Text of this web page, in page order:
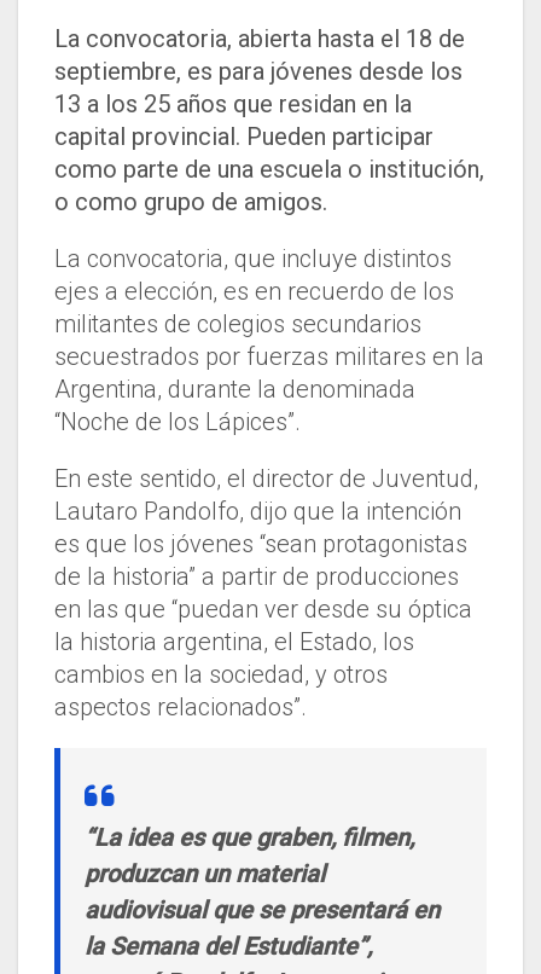
La convocatoria, abierta hasta el 18 de
septiembre, es para jóvenes desde los
13 a los 25 años que residan en la
capital provincial. Pueden participar
como parte de una escuela o institución,
o como grupo de amigos.
La convocatoria, que incluye distintos
ejes a elección, es en recuerdo de los
militantes de colegios secundarios
secuestrados por fuerzas militares en la
Argentina, durante la denominada
“Noche de los Lápices”.
En este sentido, el director de Juventud,
Lautaro Pandolfo, dijo que la intención
es que los jóvenes “sean protagonistas
de la historia” a partir de producciones
en las que “puedan ver desde su óptica
la historia argentina, el Estado, los
cambios en la sociedad, y otros
aspectos relacionados”.
“La idea es que graben, filmen,
produzcan un material
audiovisual que se presentará en
la Semana del Estudiante”,